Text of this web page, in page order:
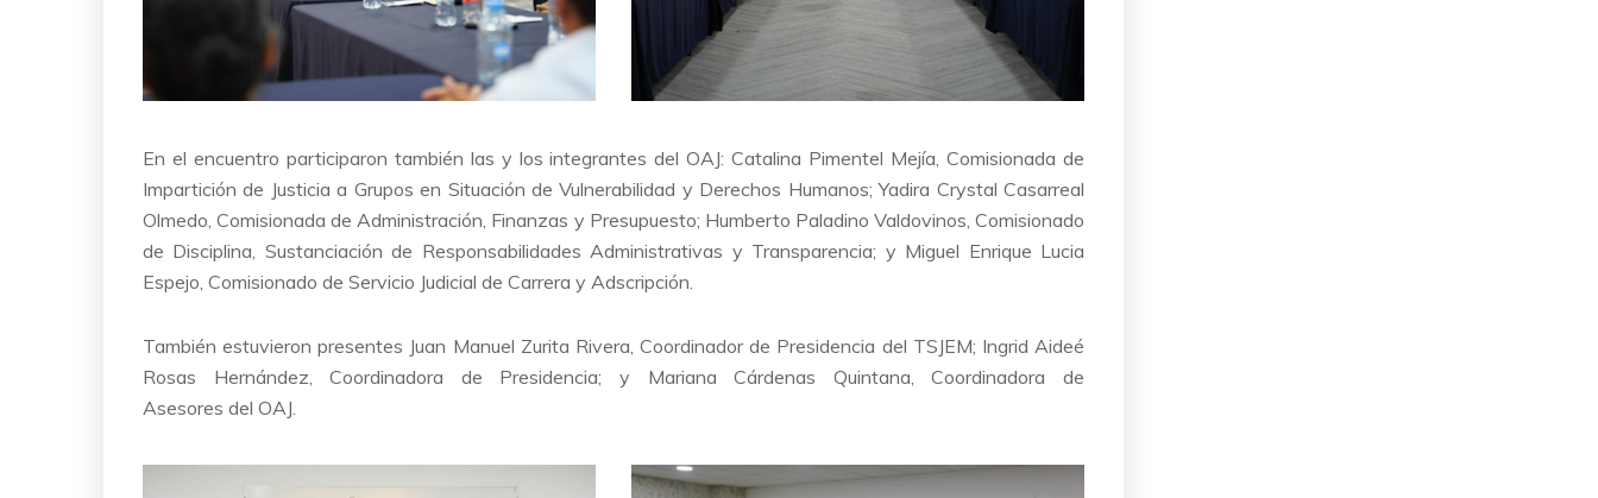
En el encuentro participaron también las y los integrantes del OAJ: Catalina Pimentel Mejía, Comisionada de
Impartición de Justicia a Grupos en Situación de Vulnerabilidad y Derechos Humanos; Yadira Crystal Casarreal
Olmedo, Comisionada de Administración, Finanzas y Presupuesto; Humberto Paladino Valdovinos, Comisionado
de Disciplina, Sustanciación de Responsabilidades Administrativas y Transparencia; y Miguel Enrique Lucia
Espejo, Comisionado de Servicio Judicial de Carrera y Adscripción.
También estuvieron presentes Juan Manuel Zurita Rivera, Coordinador de Presidencia del TSJEM; Ingrid Aideé
Rosas Hernández, Coordinadora de Presidencia; y Mariana Cárdenas Quintana, Coordinadora de
Asesores del OAJ.